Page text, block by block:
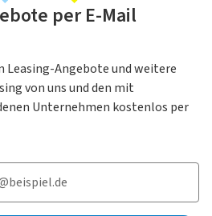
per E-Mail
Leasing-Angebote und weitere
von uns und den mit
Unternehmen kostenlos per